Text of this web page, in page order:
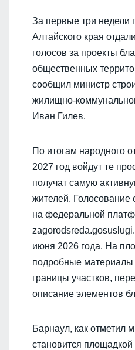
За первые три недели
Алтайского края
голосов за проекты
общественных
сообщил министр
Иван Гилев.
По итогам народного
2027 год войдут те
получат самую
жителей. Голосование
на федеральной
июня 2026 года. На
подробные материалы
границы участков,
описание элементов
Барнаул, как отметил
становится